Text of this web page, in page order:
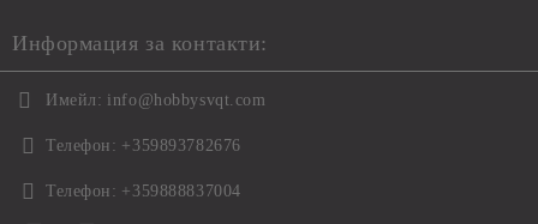
Информация за контакти:
Имейл: info@hobbysvqt.com
Телефон: +359893782676
Телефон: +359888837004